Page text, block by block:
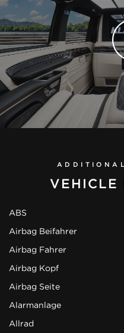
VEHICLE
ABS
Airbag Beifahrer
Airbag Fahrer
Airbag Kopf
Airbag Seite
Alarmanlage
Allrad